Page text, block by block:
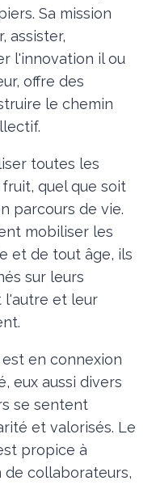
Sa mission
assister,
l'innovation il ou
offre des
le chemin
toutes les
quel que soit
parcours de vie.
mobiliser les
et de tout âge, ils
sur leurs
l'autre et leur
est en connexion
eux aussi divers
se sentent
et valorisés. Le
propice à
de collaborateurs,